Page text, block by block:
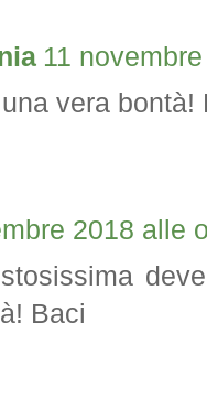
11
una vera
2018 alle
Baci